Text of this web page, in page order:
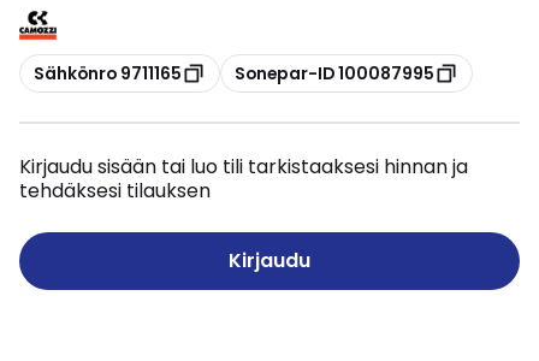
Kopioi
Sähkönro 9711165 Kopioi
Sonepar-ID 100087995
Kirjaudu sisään tai luo tili tarkistaaksesi hinnan ja
tehdäksesi tilauksen
Kirjaudu